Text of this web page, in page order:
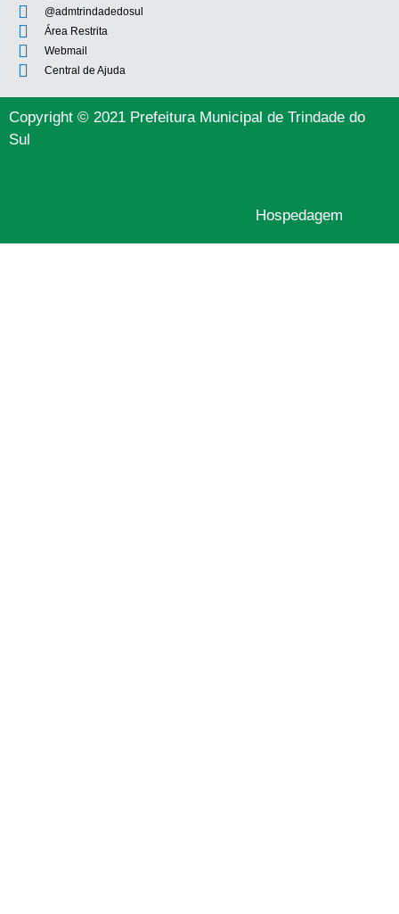
@admtrindadedosul
Área Restrita
Webmail
Central de Ajuda
Copyright © 2021 Prefeitura Municipal de Trindade do
Sul
Hospedagem